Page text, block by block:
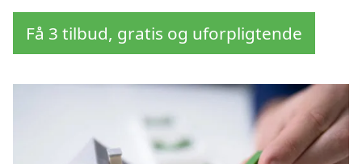
Få 3 tilbud, gratis og uforpligtende